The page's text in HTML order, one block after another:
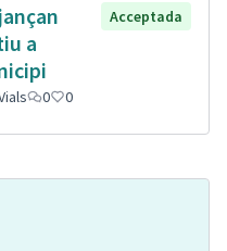
a
Acceptada
0 0